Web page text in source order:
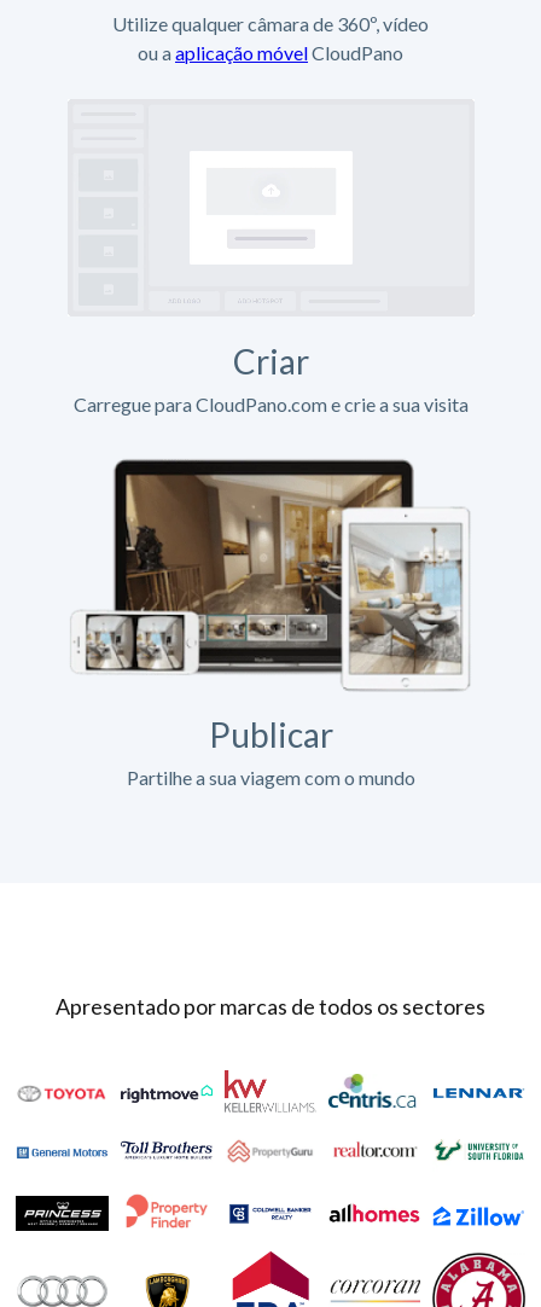
Utilize qualquer câmara de 360º, vídeo
ou aaplicação móvelCloudPano
Criar
Carregue para CloudPano.com e crie a sua visita
Publicar
Partilhe a sua viagem com o mundo
Apresentado por marcas de todos os sectores